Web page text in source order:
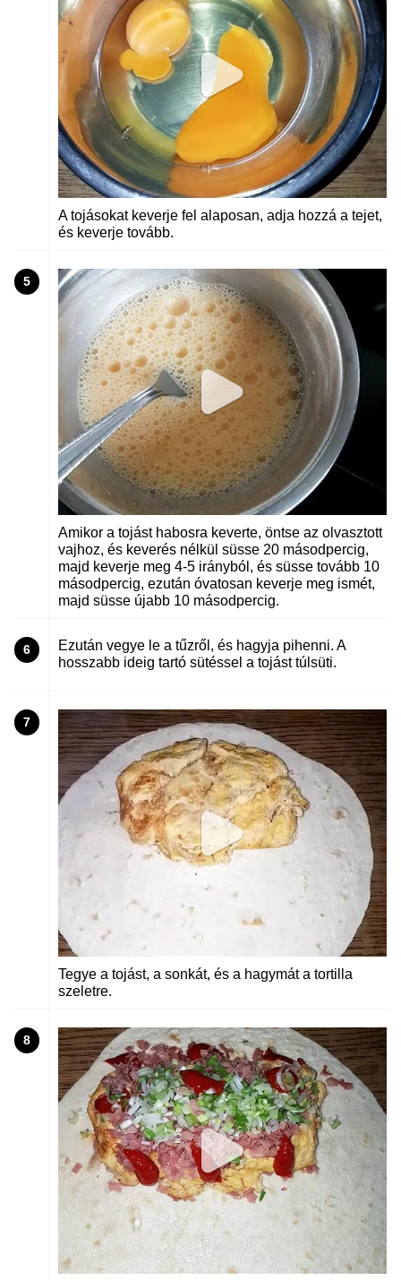
A tojásokat keverje fel alaposan, adja hozzá a tejet,
és keverje tovább.
5
Amikor a tojást habosra keverte, öntse az olvasztott
vajhoz, és keverés nélkül süsse 20 másodpercig,
majd keverje meg 4-5 irányból, és süsse tovább 10
másodpercig, ezután óvatosan keverje meg ismét,
majd süsse újabb 10 másodpercig.
6
Ezután vegye le a tűzről, és hagyja pihenni. A
hosszabb ideig tartó sütéssel a tojást túlsüti.
7
Tegye a tojást, a sonkát, és a hagymát a tortilla
szeletre.
8